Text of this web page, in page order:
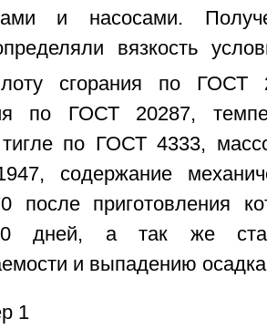
и насосами.
вязкость
сгорания по ГОСТ
по ГОСТ 20287,
тигле по ГОСТ 4333,
содержание
после приготовления
дней, а так же
и выпадению
1